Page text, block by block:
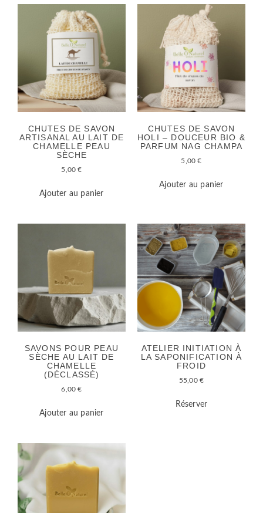
CHUTES DE SAVON
ARTISANAL AU LAIT DE
CHAMELLE PEAU
SÈCHE
5,00€
Ajouter au panier
CHUTES DE SAVON
HOLI – DOUCEUR BIO &
PARFUM NAG CHAMPA
5,00€
Ajouter au panier
SAVONS POUR PEAU
SÈCHE AU LAIT DE
CHAMELLE
(DÉCLASSÉ)
6,00€
Ajouter au panier
ATELIER INITIATION À
LA SAPONIFICATION À
FROID
55,00 €
Réserver